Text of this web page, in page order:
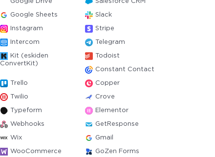
Google Drive Salesforce CRM
Google Sheets Slack
Instagram Stripe
Intercom Telegram
Kit (eskiden
ConvertKit)
Todoist
Constant Contact
Trello Copper
Twilio Crove
Typeform Elementor
Webhooks GetResponse
Wix Gmail
WooCommerce GoZen Forms